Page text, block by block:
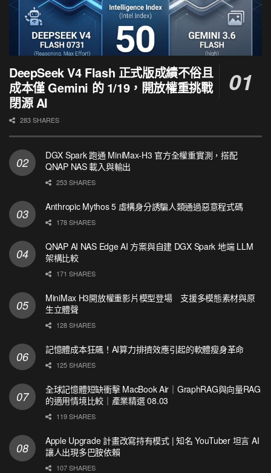
DeepSeek V4 Flash 正式版成績不俗且
成本僅 Gemini 的 1/19，開放權重挑戰
閉源 AI
283 SHARES
DGX Spark 跑通 MiniMax-H3 官方全權重實測，搭配
QNAP NAS 載入與輸出
253 SHARES
Anthropic Mythos 5 虛構身分誘騙人類通過惡意程式碼
178 SHARES
QNAP AI NAS Edge AI 方案與自建 DGX Spark 地端 LLM
架構比較
171 SHARES
MiniMax H3開放權重影片模型登場 支援多模態素材與原
生立體聲
128 SHARES
記憶體成本狂飆！AI算力排擠效應引起的軟體瘦身革命
125 SHARES
全球記憶體短缺衝擊 MacBook Air｜GraphRAG與向量RAG
的適用情境比較｜產業精選 08.03
119 SHARES
Apple Upgrade 計畫改寫持有模式 | 知名 YouTuber 坦言 AI
讓人出現多巴胺依賴
107 SHARES